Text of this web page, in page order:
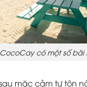
có một số bãi
mặc cảm tự tôn